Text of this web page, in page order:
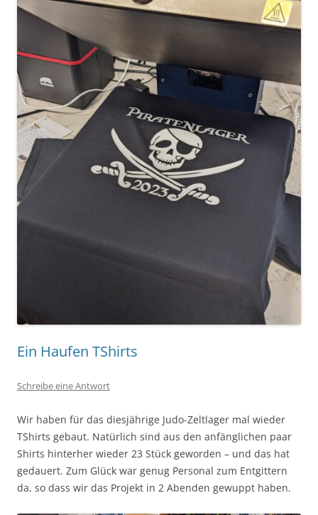
Ein Haufen TShirts
Schreibe eine Antwort
Wir haben für das diesjährige Judo-Zeltlager mal wieder
TShirts gebaut. Natürlich sind aus den anfänglichen paar
Shirts hinterher wieder 23 Stück geworden – und das hat
gedauert. Zum Glück war genug Personal zum Entgittern
da, so dass wir das Projekt in 2 Abenden gewuppt haben.